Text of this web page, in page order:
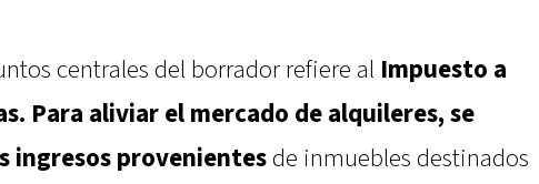
centrales del borrador refiere al Impuesto a
Para aliviar el mercado de alquileres, se
ingresos provenientesde inmuebles destinados